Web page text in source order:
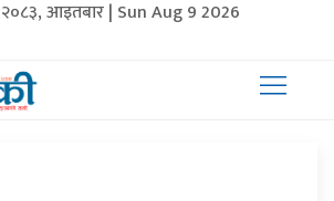
२०८३, आइतबार | Sun Aug 9 2026